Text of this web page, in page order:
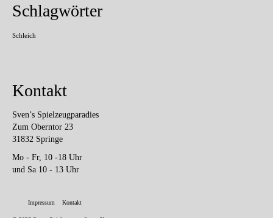
Schlagwörter
Schleich
Kontakt
Sven’s Spielzeugparadies
Zum Oberntor 23
31832 Springe
Mo - Fr, 10 -18 Uhr
und Sa 10 - 13 Uhr
Impressum Kontakt